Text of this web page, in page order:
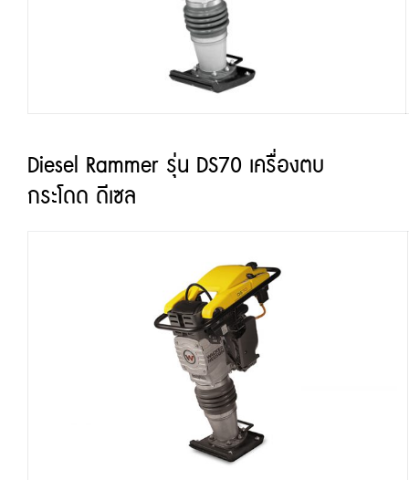
Diesel Rammer รุ่น DS70 เครื่องตบ
กระโดด ดีเซล